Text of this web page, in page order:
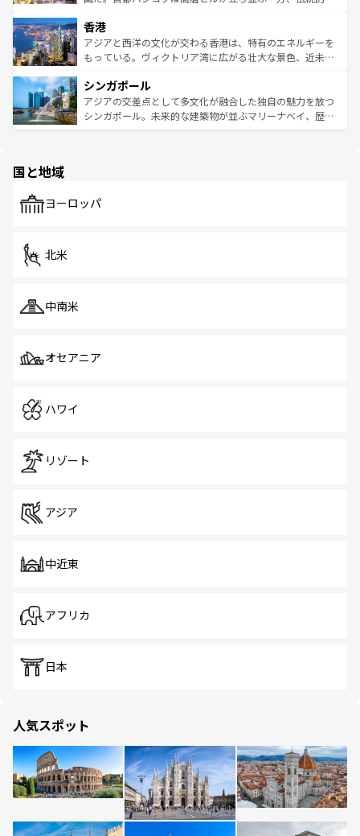
とつ。フォーやバインミー、ベトナムコーヒーなどは、ぜ
ひ現地で味わいたい。どの地域を訪れてもあたたかい人々
が旅行者を迎えてくれるので、きっと忘れられない旅にな
参照してほしい。
の活気が交差している。北部ではチェンマイなどの山岳地
帯で自然と触れ合い、南部ではプーケットやクラビの美し
いビーチでリゾート気分を楽しむことができる。タイ料理
激する。気候は一年中温暖で、どの季節にも異なる楽しみ
が待っている。親しみやすいタイの人々、仏教を中心とし
た文化、そして多様な観光資源が、訪れる旅人を魅了し続
香港
アジアと西洋の文化が交わる香港は、特有のエネルギーを
もっている。ヴィクトリア湾に広がる壮大な景色、近未来
み、どこを訪れても感動するはず。観光スポットが密集し
ており、効率よく見どころを回れるのも魅力。息をのむよ
うな絶景から文化的な体験まで、香港を存分に楽しみ尽く
シンガポール
アジアの交差点として多文化が融合した独自の魅力を放つ
シンガポール。未来的な建築物が並ぶマリーナベイ、歴史
で、ホーカーズは地元の風情を楽しめる外せないスポット
国と地域
ヨーロッパ
北米
中南米
オセアニア
ハワイ
リゾート
アジア
中近東
アフリカ
日本
人気スポット